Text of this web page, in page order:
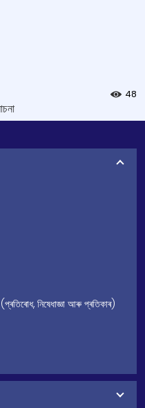
48
(প্ৰতিৰোধ, নিষেধাজ্ঞা আৰু প্ৰতিকাৰ)